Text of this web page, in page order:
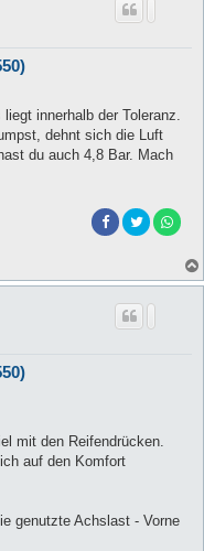
innerhalb der Toleranz.
dehnt sich die Luft
du auch 4,8 Bar. Mach
mit den Reifendrücken.
auf den Komfort
genutzte Achslast - Vorne